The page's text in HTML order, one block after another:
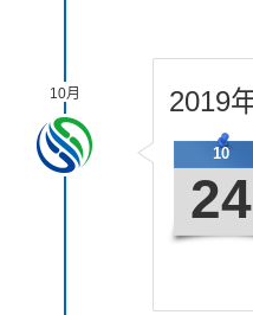
2019
10
24
10月